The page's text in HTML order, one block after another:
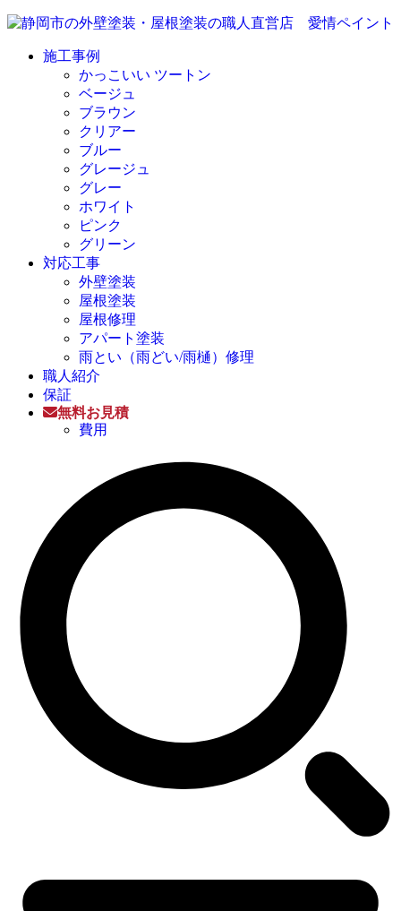
施工事例
かっこいい ツートン
ベージュ
ブラウン
クリアー
ブルー
グレージュ
グレー
ホワイト
ピンク
グリーン
対応工事
外壁塗装
屋根塗装
屋根修理
アパート塗装
雨とい（雨どい/雨樋）修理
職人紹介
保証
無料お見積
費用